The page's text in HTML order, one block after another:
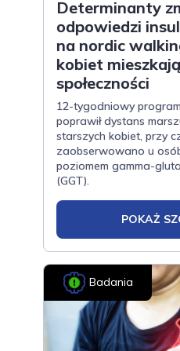
Determinanty
odpowiedzi
na nordic
kobiet
społeczności
12-tygodniowy
poprawił dystans
starszych kobiet, przy
zaobserwowano u
poziomem gamma-
(GGT).
POKAŻ
Badania